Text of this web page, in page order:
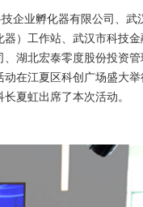
业孵化器有限公司、武
）工作站、武汉市科技
湖北宏泰零度股份投资
在江夏区科创广场盛大
夏虹出席了本次活动。